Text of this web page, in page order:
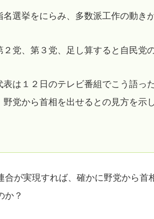
選挙をにらみ、多数派工作の動き
２党、第３党、足し算すると自民党
表は１２日のテレビ番組でこう語っ
党から首相を出せるとの見方を示
合が実現すれば、確かに野党から首
か？